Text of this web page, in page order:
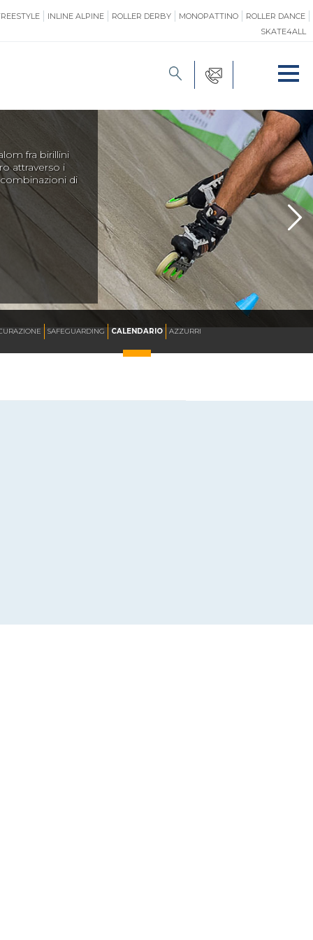
INLINE ALPINE ROLLER DERBY MONOPATTINO
ROLLER DANCE
SKATE4ALL
SAFEGUARDING CALENDARIO AZZURRI
FORMAZIONE
PROMOZIONE
SAFEGUARDING
SKATE ITALIA TV